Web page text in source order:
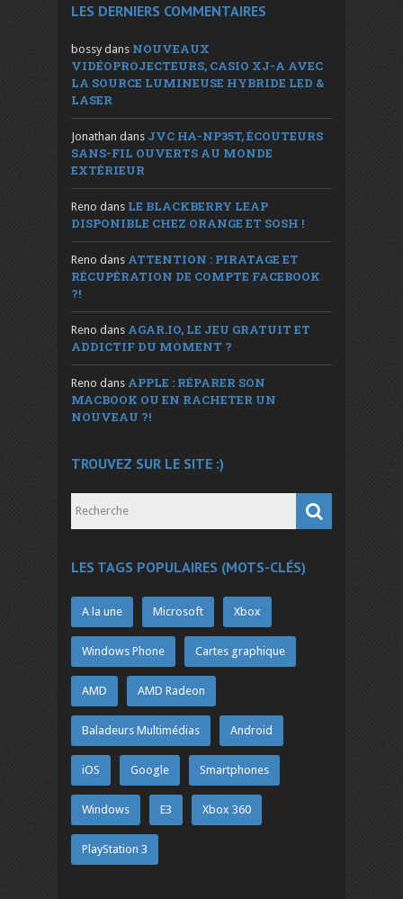
LES DERNIERS COMMENTAIRES
bossy dans NOUVEAUX
VIDÉOPROJECTEURS, CASIO XJ-A AVEC
LA SOURCE LUMINEUSE HYBRIDE LED &
LASER
Jonathan dans JVC HA-NP35T, ÉCOUTEURS
SANS-FIL OUVERTS AU MONDE
EXTÉRIEUR
Reno dans LE BLACKBERRY LEAP
DISPONIBLE CHEZ ORANGE ET SOSH !
Reno dans ATTENTION : PIRATAGE ET
RÉCUPÉRATION DE COMPTE FACEBOOK
?!
Reno dans AGAR.IO, LE JEU GRATUIT ET
ADDICTIF DU MOMENT ?
Reno dans APPLE : RÉPARER SON
MACBOOK OU EN RACHETER UN
NOUVEAU ?!
TROUVEZ SUR LE SITE :)
LES TAGS POPULAIRES (MOTS-CLÉS)
A la une Microsoft Xbox
Windows Phone Cartes graphique
AMD AMD Radeon
Baladeurs Multimédias Android
iOS Google Smartphones
Windows E3 Xbox 360
PlayStation 3